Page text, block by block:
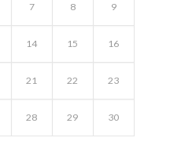
7 8 9
14 15 16
21 22 23
28 29 30